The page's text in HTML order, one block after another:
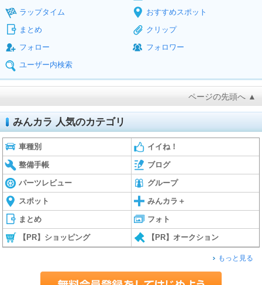
ラップタイム
おすすめスポット
まとめ
クリップ
フォロー
フォロワー
ユーザー内検索
ページの先頭へ ▲
みんカラ 人気のカテゴリ
車種別 イイね！
整備手帳 ブログ
パーツレビュー グループ
スポット みんカラ＋
まとめ フォト
【PR】ショッピング 【PR】オークション
もっと見る